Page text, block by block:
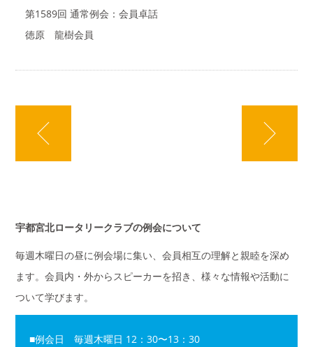
第1589回 通常例会：会員卓話
徳原 龍樹会員
宇都宮北ロータリークラブの例会について
毎週木曜日の昼に例会場に集い、会員相互の理解と親睦を深め
ます。会員内・外からスピーカーを招き、様々な情報や活動に
ついて学びます。
■例会日 毎週木曜日 12：30〜13：30